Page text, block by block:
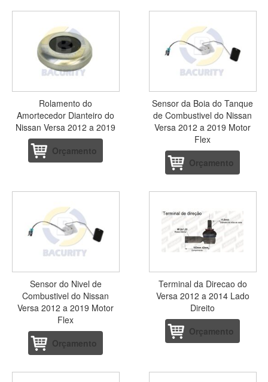
Rolamento do
Amortecedor Dianteiro do
Nissan Versa 2012 a 2019
Orçamento
Sensor da Boia do Tanque
de Combustivel do Nissan
Versa 2012 a 2019 Motor
Flex
Orçamento
Sensor do Nivel de
Combustivel do Nissan
Versa 2012 a 2019 Motor
Flex
Orçamento
Terminal da Direcao do
Versa 2012 a 2014 Lado
Direito
Orçamento